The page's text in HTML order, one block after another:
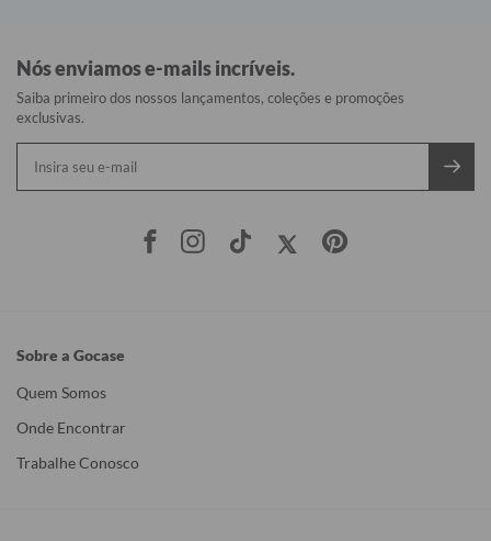
Nós enviamos e-mails incríveis.
Saiba primeiro dos nossos lançamentos, coleções e promoções
exclusivas.
Sobre a Gocase
Quem Somos
Onde Encontrar
Trabalhe Conosco